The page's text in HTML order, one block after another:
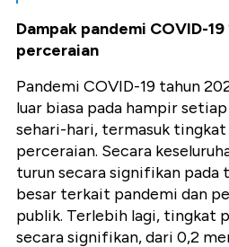
Dampak pandemi COVID-
perceraian
Pandemi COVID-19 tahun
luar biasa pada hampir
sehari-hari, termasuk tingkat
perceraian. Secara
turun secara signifikan pada
besar terkait pandemi dan
publik. Terlebih lagi, tingkat
secara signifikan, dari 0,2